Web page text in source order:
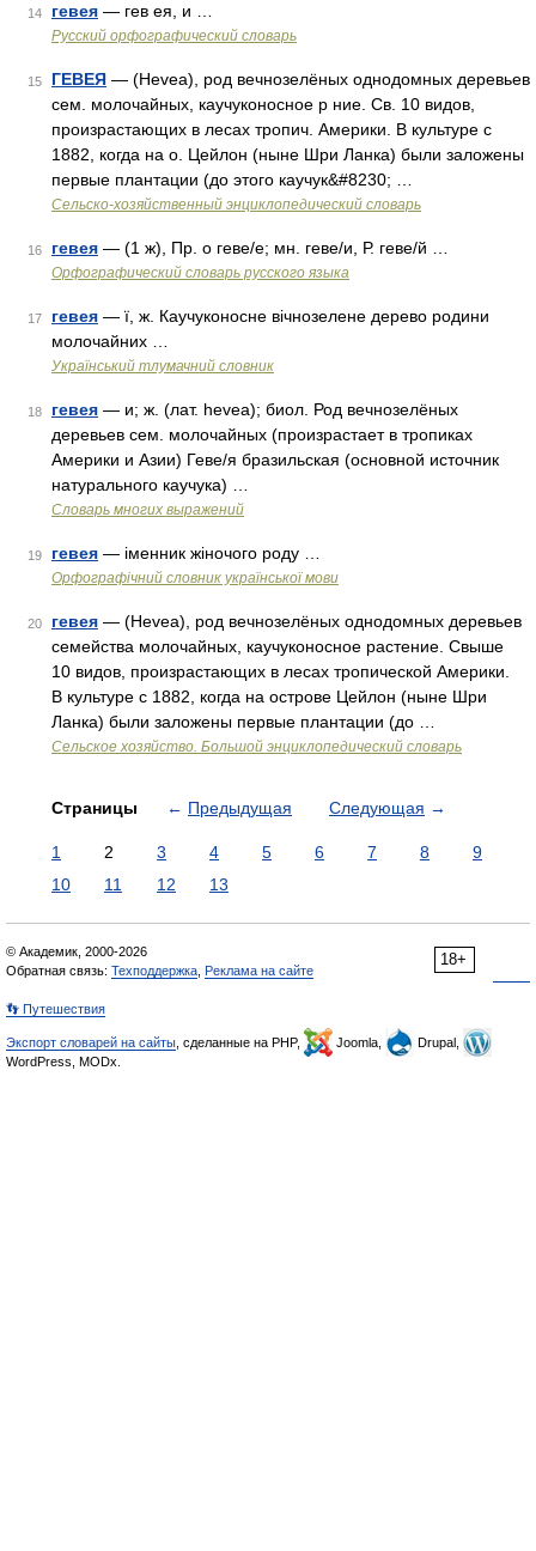
14 гевея — гев ея, и …
Русский орфографический словарь
15 ГЕВЕЯ — (Hevea), род вечнозелёных однодомных деревьев
сем. молочайных, каучуконосное р ние. Св. 10 видов,
произрастающих в лесах тропич. Америки. В культуре с
1882, когда на о. Цейлон (ныне Шри Ланка) были заложены
первые плантации (до этого каучук&#8230; …
Сельско-хозяйственный энциклопедический словарь
16 гевея — (1 ж), Пр. о геве/е; мн. геве/и, Р. геве/й …
Орфографический словарь русского языка
17 гевея — ї, ж. Каучуконосне вічнозелене дерево родини
молочайних …
Український тлумачний словник
18 гевея — и; ж. (лат. hevea); биол. Род вечнозелёных
деревьев сем. молочайных (произрастает в тропиках
Америки и Азии) Геве/я бразильская (основной источник
натурального каучука) …
Словарь многих выражений
19 гевея — іменник жіночого роду …
Орфографічний словник української мови
20 гевея — (Hevea), род вечнозелёных однодомных деревьев
семейства молочайных, каучуконосное растение. Свыше
10 видов, произрастающих в лесах тропической Америки.
В культуре с 1882, когда на острове Цейлон (ныне Шри
Ланка) были заложены первые плантации (до …
Сельское хозяйство. Большой энциклопедический словарь
Страницы ← Предыдущая Следующая →
1 2 3 4 5 6 7 8
9
10
11 12 13
18+
© Академик, 2000-2026
Обратная связь: Техподдержка Реклама на сайте
👣 Путешествия
Экспорт словарей на сайты , сделанные на PHP, Joomla,
Drupal,
WordPress, MODx.